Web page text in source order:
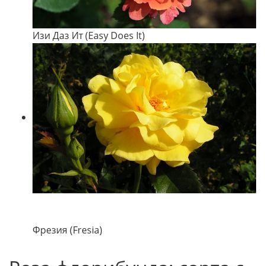
Изи Даз Ит (Easy Does It)
Фрезия (Fresia)